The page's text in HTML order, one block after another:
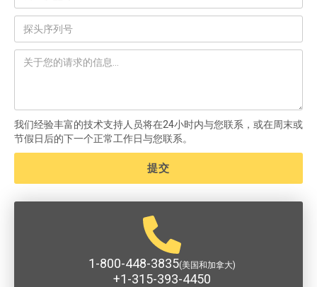
我们经验丰富的技术支持人员将在24小时内与您联系，或在周末或
节假日后的下一个正常工作日与您联系。
1-800-448-3835(美国和加拿大)
+1-315-393-4450